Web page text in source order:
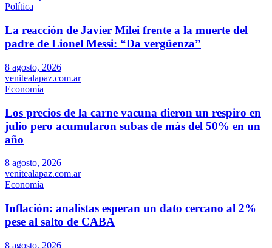
Política
La reacción de Javier Milei frente a la muerte del
padre de Lionel Messi: “Da vergüenza”
8 agosto, 2026
venitealapaz.com.ar
Economía
Los precios de la carne vacuna dieron un respiro en
julio pero acumularon subas de más del 50% en un
año
8 agosto, 2026
venitealapaz.com.ar
Economía
Inflación: analistas esperan un dato cercano al 2%
pese al salto de CABA
8 agosto, 2026